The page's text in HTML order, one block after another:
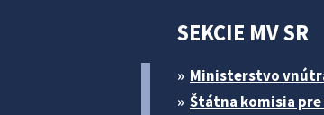
SEKCIE MV SR
Ministerstvo
Štátna komisia